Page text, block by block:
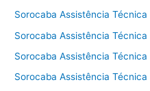
Sorocaba Assistência Técnica
Sorocaba Assistência Técnica
Sorocaba Assistência Técnica
Sorocaba Assistência Técnica